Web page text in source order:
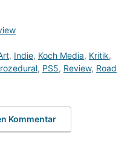
, Indie, Koch Media, Kritik,
, PS5, Review, Road
Kommentar